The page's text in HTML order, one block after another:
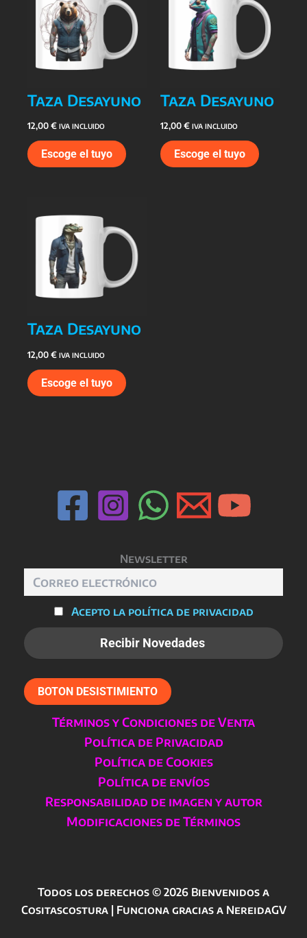
Taza Desayuno
12,00€ IVA INCLUIDO
Escoge el tuyo
Taza Desayuno
12,00€ IVA INCLUIDO
Escoge el tuyo
Taza Desayuno
12,00€ IVA INCLUIDO
Escoge el tuyo
Newsletter
Acepto la política de privacidad
BOTON DESISTIMIENTO
Términos y Condiciones de Venta
Política de Privacidad
Política de Cookies
Política de envíos
Responsabilidad de imagen y autor
Modificaciones de Términos
Todos los derechos © 2026 Bienvenidos a
Cositascostura | Funciona gracias a NereidaGV